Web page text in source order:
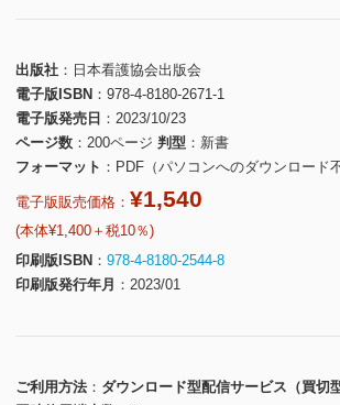
出版社
日本看護協会出版会
電子版ISBN
978-4-8180-2671-1
電子版発売日
2023/10/23
ページ数
200ページ 判型
新書
フォーマット
PDF（パソコンへのダウンロード
電子版販売価格： ¥1,540
(本体¥1,400＋税10％)
印刷版ISBN
978-4-8180-2544-8
印刷版発行年月
2023/01
ご利用方法
ダウンロード型配信サービス（買切型